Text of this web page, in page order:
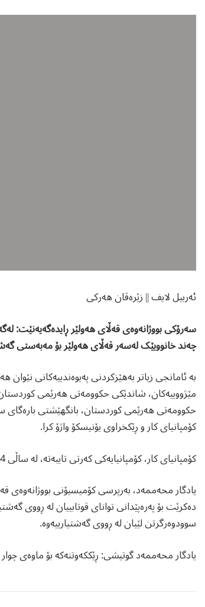
ئەربیل لایف || زێرەڤان هەرکی
چەند خانوویێک لەسەر قەڵای هەولێر بۆ مەبەستی
بە ئامانجی زیاتر بەهێزکردنی پەیوەندییەکانی
مێژووییەکان، شاندێکی حکوومەتی هەرێمی
حکوومەتی هەرێمی کوردستان، بانگهێشتی بارەگای
کۆمپانیای کار و ڕێکخراوی یۆنیسکۆ واژۆ کرا.
کۆمپانیای کار، کۆمپانیایەکی کەرتی تایبەتە، لە ساڵی 2014ـەوە لەگەڵ یۆنیسکۆ بەیەکەوە کار دەکەن بۆ بووژانەوەی قەڵای هەولێر.
دەکرێت بۆ پەرەپێدانی توانای قوتابییان لە ڕووی
سوودوەرگرتن لێیان لە ڕووی گەشتیارییەوە.
یادگار محەممەد گوتیشی: ڕێککەوتنەکە بۆ ماوەی